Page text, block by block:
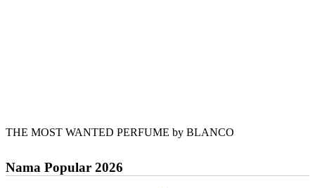
THE MOST WANTED PERFUME by BLANCO
Nama Popular 2026